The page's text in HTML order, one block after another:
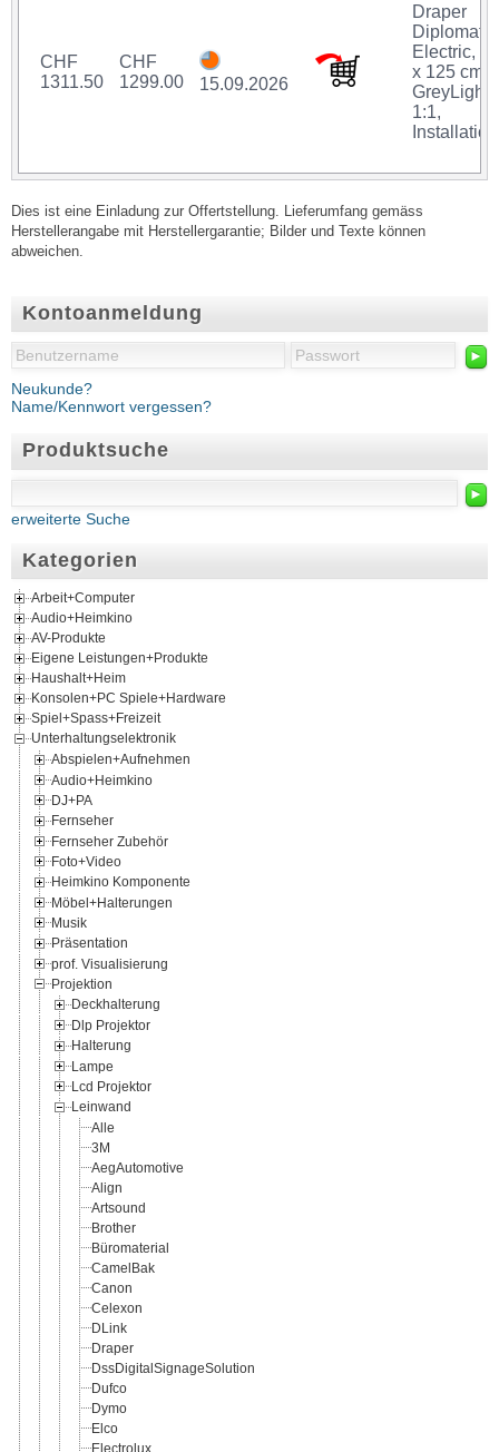
Kontoanmeldung
►
Neukunde?
Name/Kennwort vergessen?
Produktsuche
►
erweiterte Suche
Kategorien
Arbeit+Computer
Audio+Heimkino
AV-Produkte
Eigene Leistungen+Produkte
Haushalt+Heim
Konsolen+PC Spiele+Hardware
Spiel+Spass+Freizeit
Unterhaltungselektronik
Abspielen+Aufnehmen
Audio+Heimkino
DJ+PA
Fernseher
Fernseher Zubehör
Foto+Video
Heimkino Komponente
Möbel+Halterungen
Musik
Präsentation
prof. Visualisierung
Projektion
Deckhalterung
Dlp Projektor
Halterung
Lampe
Lcd Projektor
Leinwand
Alle
3M
AegAutomotive
Align
Artsound
Brother
Büromaterial
CamelBak
Canon
Celexon
DLink
Draper
DssDigitalSignageSolution
Dufco
Dymo
Elco
Electrolux
CHF
1311.50
CHF
1299.00
15.09.2026
Draper
Diplomat
Electric,
x 125 cm,
GreyLight,
1:1,
Installation
Dies ist eine Einladung zur Offertstellung. Lieferumfang gemäss
Herstellerangabe mit Herstellergarantie; Bilder und Texte können
abweichen.